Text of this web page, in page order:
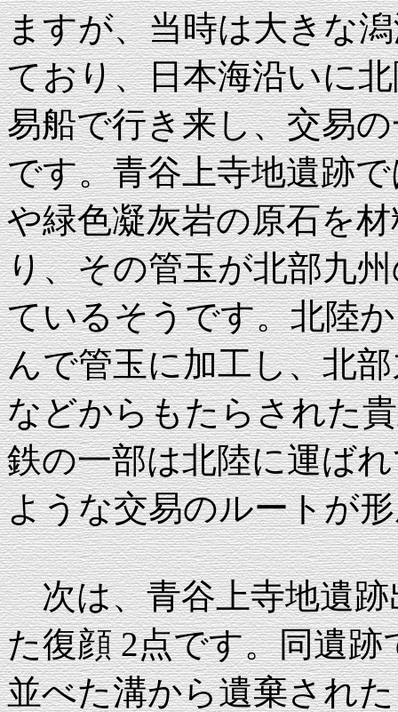
ますが、当時は大きな
ており、日本海沿いに
易船で行き来し、交易
です。青谷上寺地遺跡
や緑色凝灰岩の原石を
り、その管玉が北部九
ているそうです。北陸
んで管玉に加工し、北
などからもたらされた
鉄の一部は北陸に運ば
ような交易のルートが
次は、青谷上寺地遺跡
た復顔 2点です。同遺
並べた溝から遺棄され